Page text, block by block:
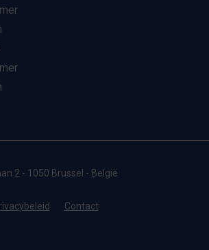
2 - 1050 Brussel - België
Contact